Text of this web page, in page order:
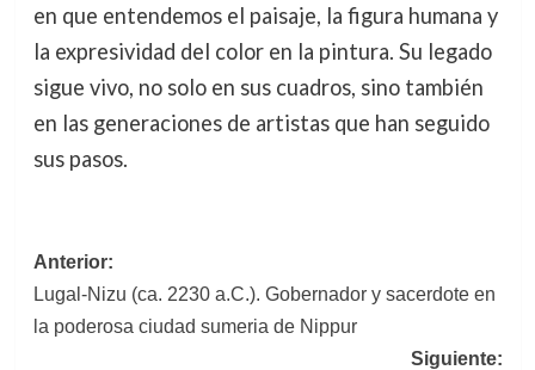
en que entendemos el paisaje, la figura humana y
la expresividad del color en la pintura. Su legado
sigue vivo, no solo en sus cuadros, sino también
en las generaciones de artistas que han seguido
sus pasos.
Navegación
de
entradas
Anterior:
Lugal-Nizu (ca. 2230 a.C.). Gobernador y sacerdote en
la poderosa ciudad sumeria de Nippur
Siguiente: